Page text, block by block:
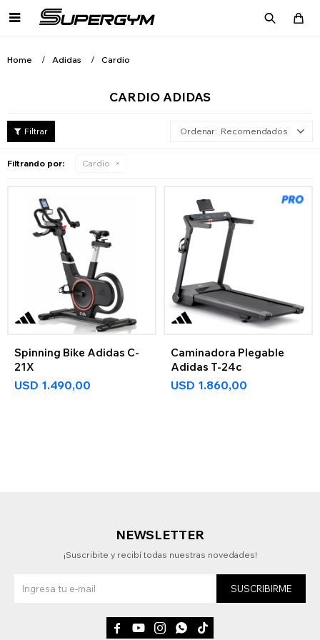

Home Adidas Cardio
CARDIO ADIDAS
Recomendados
Filtrando por: Cardio
Spinning Bike Adidas C-
21X
USD 1.490,00
Caminadora Plegable
Adidas T-24c
USD 1.860,00
NEWSLETTER
¡Suscribite y recibí todas nuestras novedades!
SUSCRIBIRME
    